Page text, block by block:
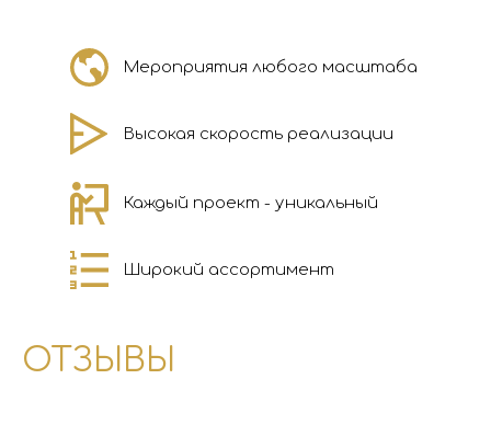
Мероприятия любого масштаба
Каждый проект - уникальный
Высокая скорость реализации
Широкий ассортимент
ОТЗЫВЫ